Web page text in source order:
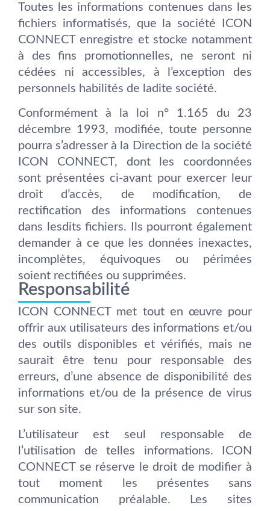
Toutes les informations contenues dans les
fichiers informatisés, que la société ICON
CONNECT enregistre et stocke notamment
à des fins promotionnelles, ne seront ni
cédées ni accessibles, à l’exception des
personnels habilités de ladite société.
Conformément à la loi n° 1.165 du 23
décembre 1993, modifiée, toute personne
pourra s’adresser à la Direction de la société
ICON CONNECT, dont les coordonnées
sont présentées ci-avant pour exercer leur
droit d’accès, de modification, de
rectification des informations contenues
dans lesdits fichiers. Ils pourront également
demander à ce que les données inexactes,
incomplètes, équivoques ou périmées
soient rectifiées ou supprimées.
Responsabilité
ICON CONNECT met tout en œuvre pour
offrir aux utilisateurs des informations et/ou
des outils disponibles et vérifiés, mais ne
saurait être tenu pour responsable des
erreurs, d’une absence de disponibilité des
informations et/ou de la présence de virus
sur son site.
L’utilisateur est seul responsable de
l’utilisation de telles informations. ICON
CONNECT se réserve le droit de modifier à
tout moment les présentes sans
communication préalable. Les sites